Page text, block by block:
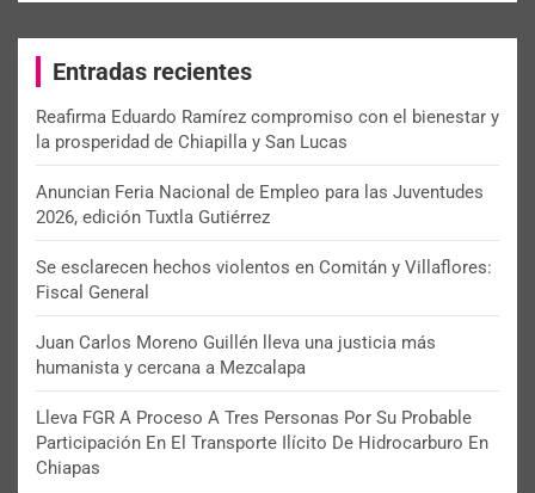
c
Entradas recientes
Reafirma Eduardo Ramírez compromiso con el bienestar y
la prosperidad de Chiapilla y San Lucas
Anuncian Feria Nacional de Empleo para las Juventudes
2026, edición Tuxtla Gutiérrez
Se esclarecen hechos violentos en Comitán y Villaflores:
Fiscal General
Juan Carlos Moreno Guillén lleva una justicia más
humanista y cercana a Mezcalapa
Lleva FGR A Proceso A Tres Personas Por Su Probable
Participación En El Transporte Ilícito De Hidrocarburo En
Chiapas